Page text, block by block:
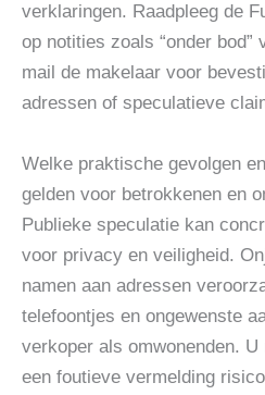
verklaringen. Raadpleeg de
op notities zoals “onder bod”
mail de makelaar voor
adressen of speculatieve
Welke praktische gevolgen
gelden voor betrokkenen en
Publieke speculatie kan
voor privacy en veiligheid.
namen aan adressen
telefoontjes en ongewenste
verkoper als omwonenden.
een foutieve vermelding